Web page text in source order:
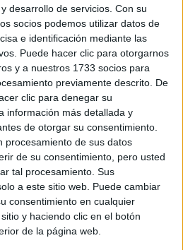
desarrollo de servicios. Con su
socios podemos utilizar datos de
e identificación mediante las
Puede hacer clic para otorgarnos
y a nuestros 1733 socios para
previamente descrito. De
clic para denegar su
información más detallada y
de otorgar su consentimiento.
procesamiento de sus datos
de su consentimiento, pero usted
tal procesamiento. Sus
a este sitio web. Puede cambiar
consentimiento en cualquier
y haciendo clic en el botón
de la página web.
ofrecer diferentes